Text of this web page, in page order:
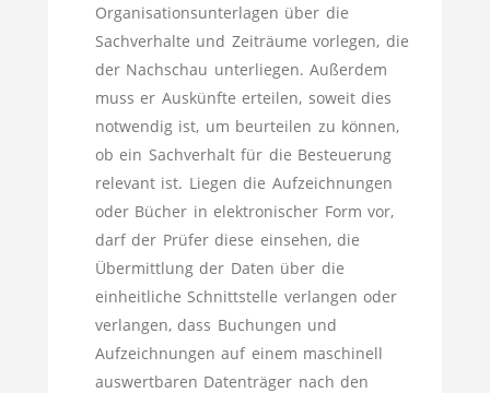
Organisationsunterlagen über die
Sachverhalte und Zeiträume vorlegen, die
der Nachschau unterliegen. Außerdem
muss er Auskünfte erteilen, soweit dies
notwendig ist, um beurteilen zu können,
ob ein Sachverhalt für die Besteuerung
relevant ist. Liegen die Aufzeichnungen
oder Bücher in elektronischer Form vor,
darf der Prüfer diese einsehen, die
Übermittlung der Daten über die
einheitliche Schnittstelle verlangen oder
verlangen, dass Buchungen und
Aufzeichnungen auf einem maschinell
auswertbaren Datenträger nach den